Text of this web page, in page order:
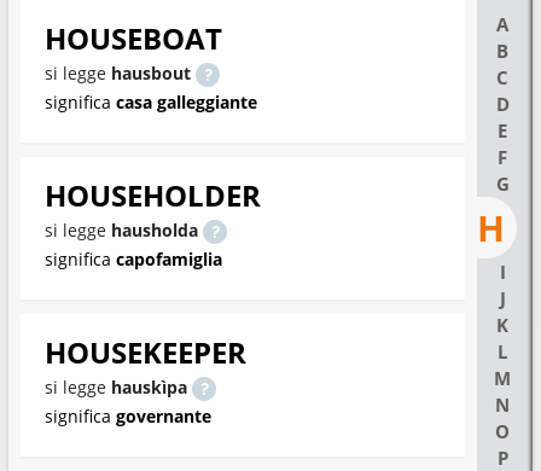
A
B
C
D
E
F
G
H
I
J
K
L
M
N
O
P
HOUSEBOAT
si legge hausbout
significa casa galleggiante
HOUSEHOLDER
si legge hausholda
significa capofamiglia
HOUSEKEEPER
si legge hauskìpa
significa governante